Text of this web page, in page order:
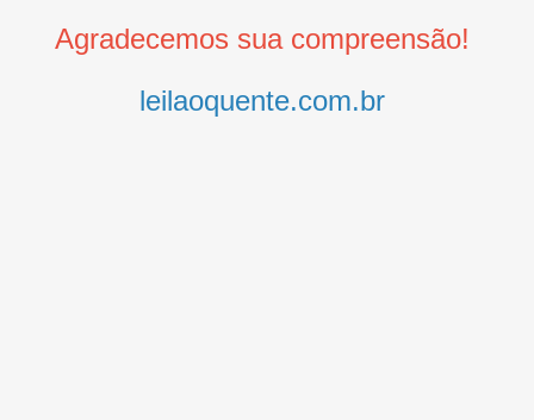
Agradecemos sua compreensão!
leilaoquente.com.br